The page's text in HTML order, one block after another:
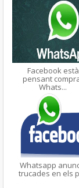
Facebook està
pensant
Whats...
Whatsapp
trucades en els